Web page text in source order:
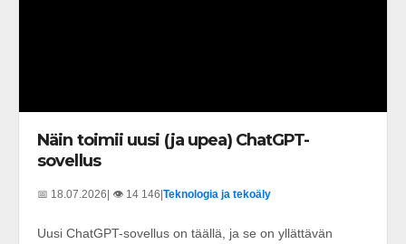
Näin toimii uusi (ja upea) ChatGPT-
sovellus
📅 18.07.2026 | 👁️ 14 146 Teknologia ja tekoäly
Uusi ChatGPT-sovellus on täällä, ja se on yllättävän